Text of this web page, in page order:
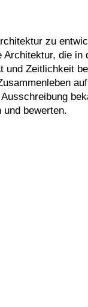
zu
die in
und Zeitlichkeit
bewerten.